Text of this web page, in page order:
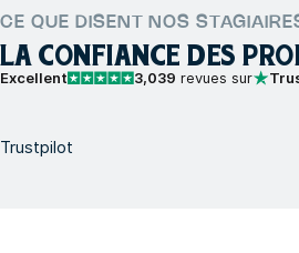
CE QUE DISENT NOS
LA CONFIANCE DES
Excellent 3,039 revues sur
Trustpilot